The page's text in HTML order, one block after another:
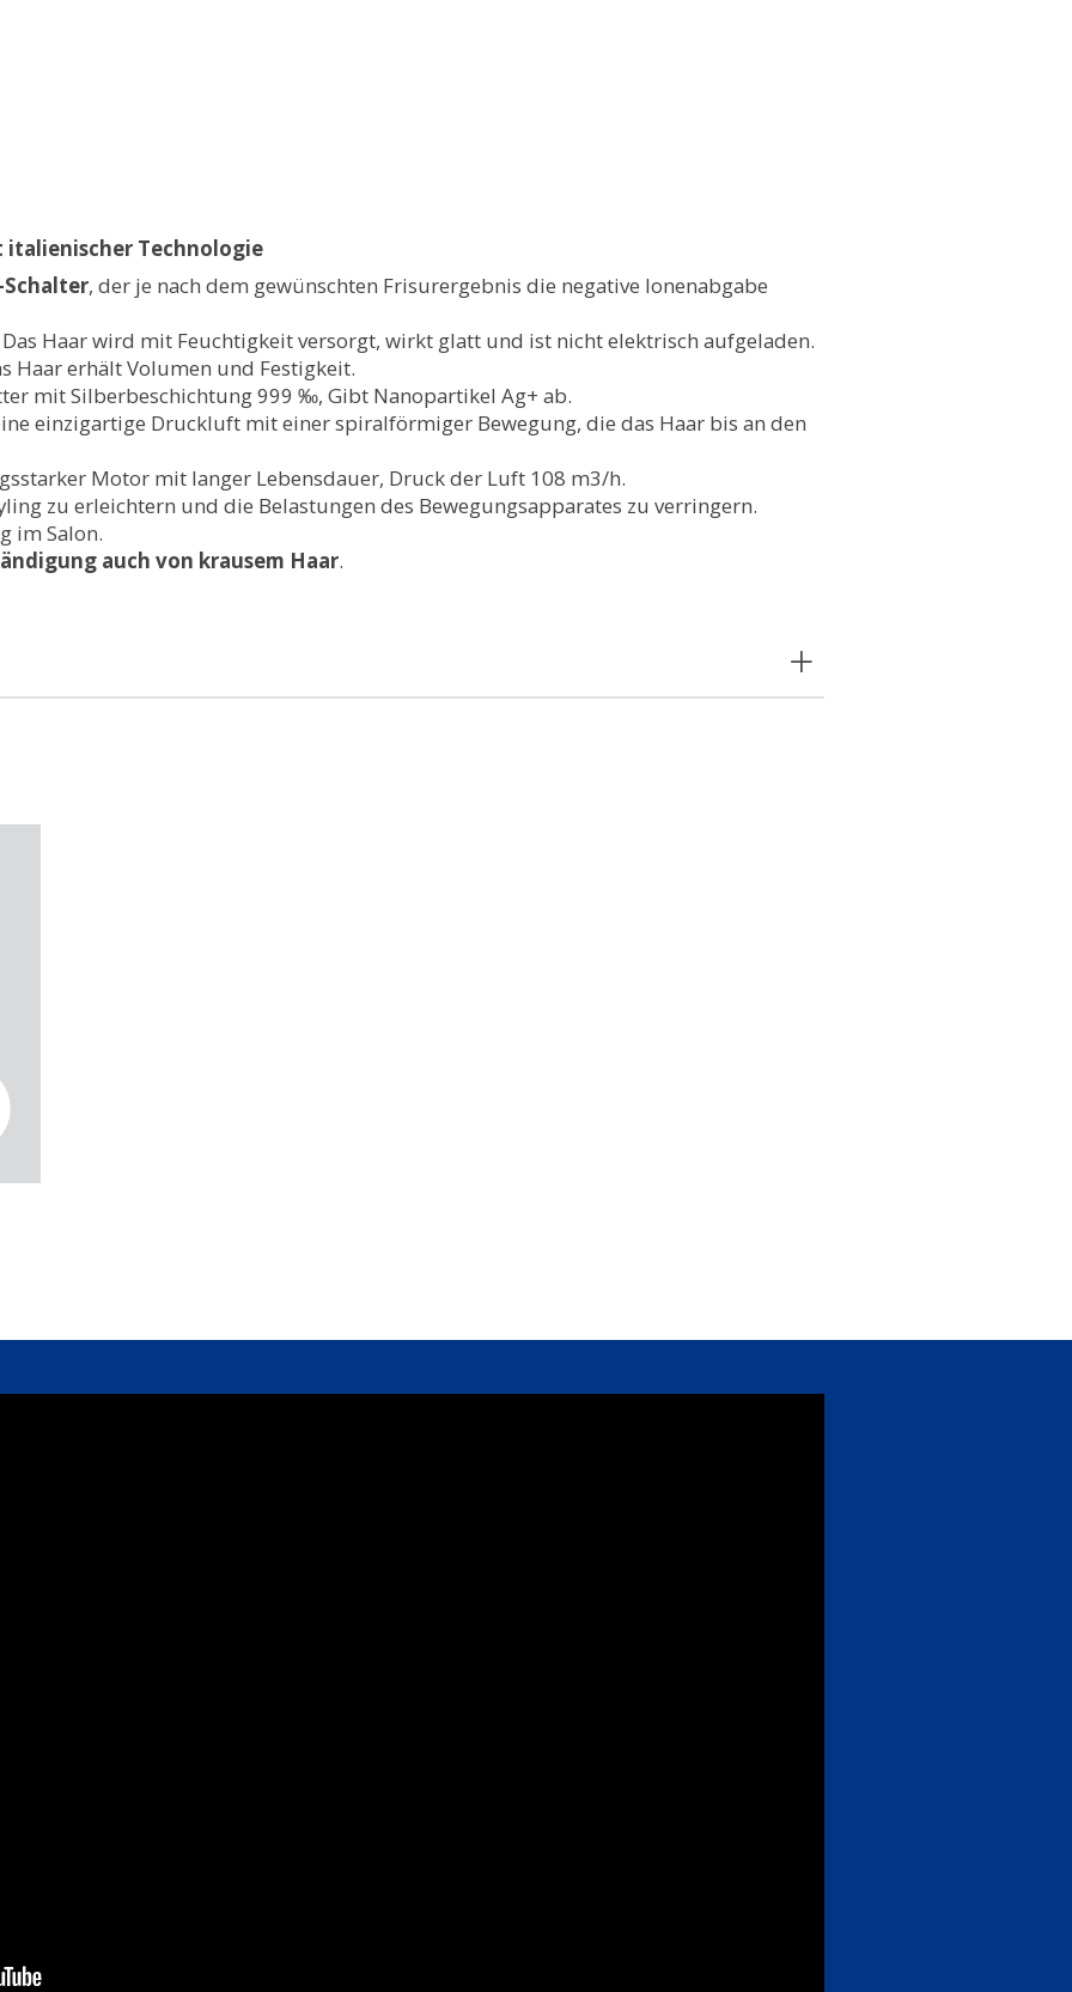
Technologie
, der je nach dem gewünschten Frisurergebnis die negative Ionenabgabe
Das Haar wird mit Feuchtigkeit versorgt, wirkt glatt und ist nicht elektrisch aufgeladen.
Haar erhält Volumen und Festigkeit.
mit Silberbeschichtung 999 ‰, Gibt Nanopartikel Ag+ ab.
einzigartige Druckluft mit einer spiralförmiger Bewegung, die das Haar bis an den
Motor mit langer Lebensdauer, Druck der Luft 108 m3/h.
zu erleichtern und die Belastungen des Bewegungsapparates zu verringern.
im Salon.
auch von krausem Haar.